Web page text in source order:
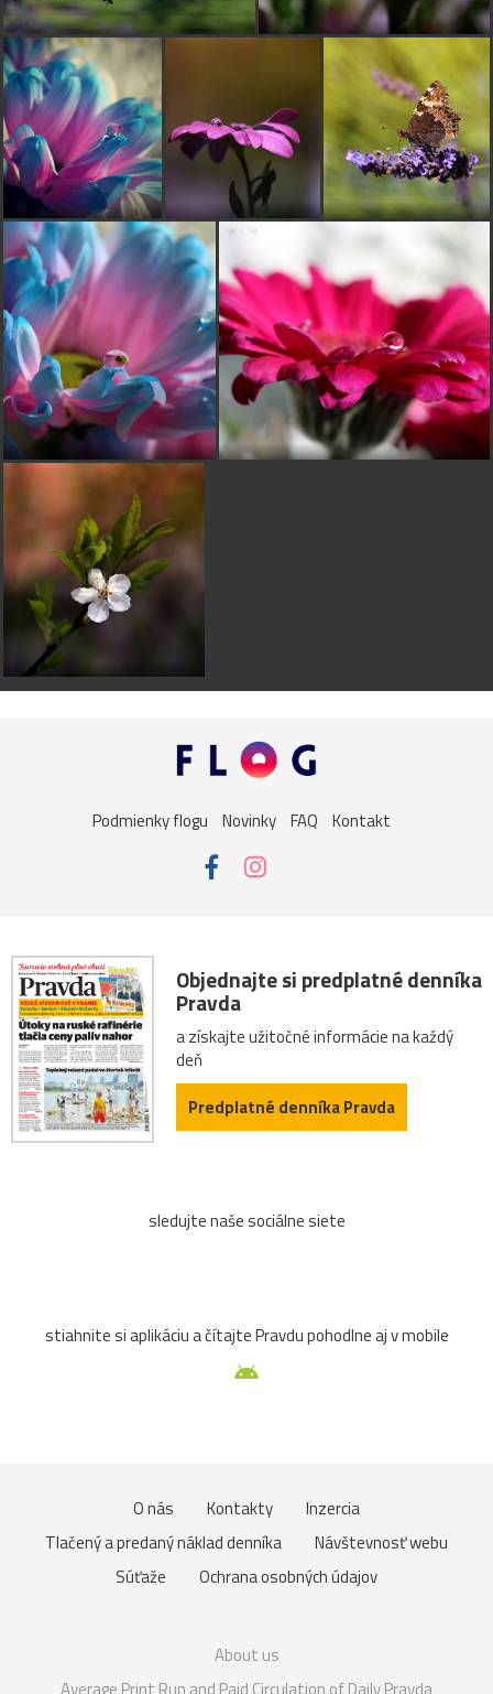
Podmienky flogu Novinky FAQ Kontakt
Objednajte si predplatné denníka
Pravda
a získajte užitočné informácie na každý
deň
Predplatné denníka Pravda
sledujte naše sociálne siete
stiahnite si aplikáciu a čítajte Pravdu pohodlne aj v mobile
O nás Kontakty
Inzercia
Tlačený a predaný náklad denníka
Návštevnosť webu
Súťaže
Ochrana osobných údajov
About us